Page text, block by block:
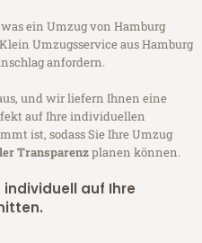
ein Umzug von Hamburg
Umzugsservice aus Hamburg
anfordern.
und wir liefern Ihnen eine
auf Ihre individuellen
ist, sodass Sie Ihre Umzug
Transparenzplanen können.
individuell auf Ihre